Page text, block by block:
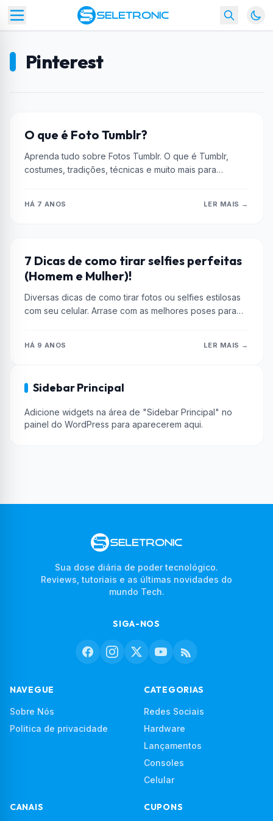
Pinterest
CULTURA GEEK
O que é Foto Tumblr?
Aprenda tudo sobre Fotos Tumblr. O que é Tumblr,
costumes, tradições, técnicas e muito mais para
HÁ 7 ANOS LER MAIS →
DICAS
7 Dicas de como tirar selfies perfeitas
(Homem e Mulher)!
Diversas dicas de como tirar fotos ou selfies estilosas
com seu celular. Arrase com as melhores poses para
HÁ 9 ANOS LER MAIS →
Sidebar Principal
Adicione widgets na área de "Sidebar Principal" no
painel do WordPress para aparecerem aqui.
Sua dose diária de poder tecnológico.
Reviews, tutoriais e as últimas novidades do
mundo Tech.
SIGA-NOS
NAVEGUE
Sobre Nós
Politica de privacidade
CATEGORIAS
Redes Sociais
Hardware
Lançamentos
Consoles
Celular
CANAIS CUPONS